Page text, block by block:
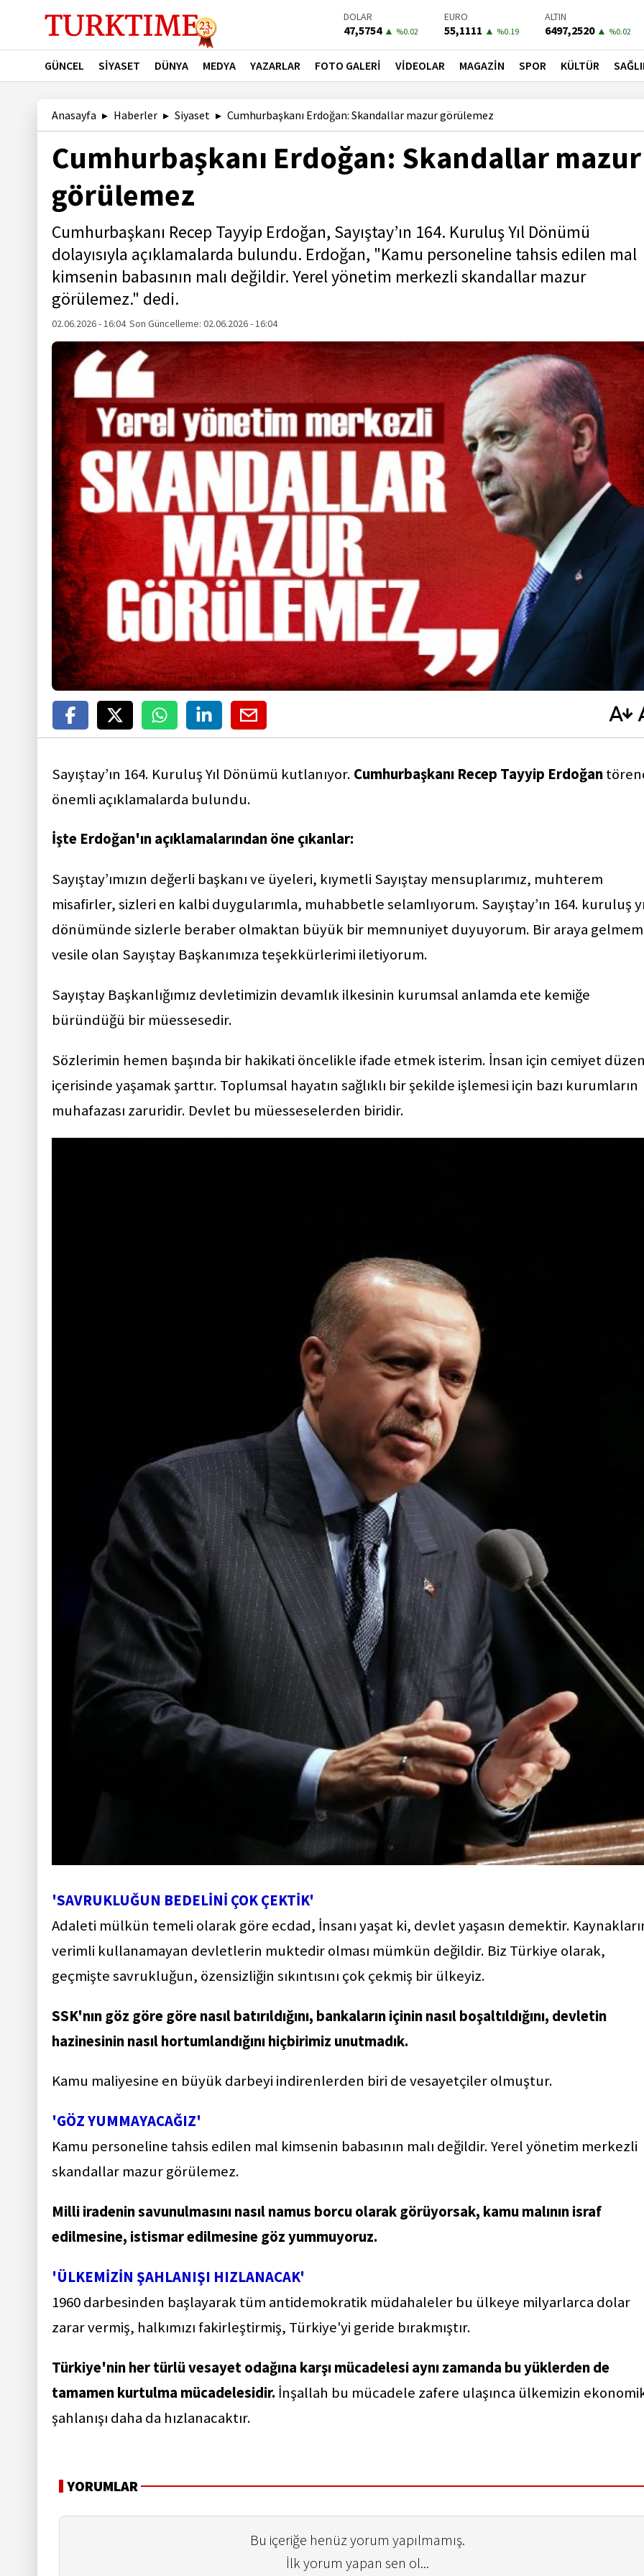
DOLAR
47,5754 ▲ %0.02
EURO
55,1111 ▲ %0.19
ALTIN
6497,2520 ▲ %0.02
BIST-100
13703,13 ▲ %0.11
PETROL
78,9000▲ %0.61
BONO
41,5400 ▲ %0.31
GÜNCEL SİYASET DÜNYA MEDYA YAZARLAR FOTO GALERİ VİDEOLAR MAGAZİN SPOR KÜLTÜR
Anasayfa Haberler Siyaset Cumhurbaşkanı Erdoğan: Skandallar mazur görülemez
Cumhurbaşkanı Erdoğan: Skandallar mazur
görülemez
Cumhurbaşkanı Recep Tayyip Erdoğan, Sayıştay’ın 164. Kuruluş Yıl Dönümü
dolayısıyla açıklamalarda bulundu. Erdoğan, "Kamu personeline tahsis edilen mal
kimsenin babasının malı değildir. Yerel yönetim merkezli skandallar mazur
görülemez." dedi.
02.06.2026 - 16:04 Son Güncelleme:02.06.2026 - 16:04
Sayıştay’ın 164. Kuruluş Yıl Dönümü kutlanıyor. Cumhurbaşkanı Recep Tayyip Erdoğan
önemli açıklamalarda bulundu.
İşte Erdoğan'ın açıklamalarından öne çıkanlar:
Sayıştay’ımızın değerli başkanı ve üyeleri, kıymetli Sayıştay mensuplarımız, muhterem
misafirler, sizleri en kalbi duygularımla, muhabbetle selamlıyorum. Sayıştay’ın 164. kuruluş
dönümünde sizlerle beraber olmaktan büyük bir memnuniyet duyuyorum. Bir araya
vesile olan Sayıştay Başkanımıza teşekkürlerimi iletiyorum.
Sayıştay Başkanlığımız devletimizin devamlık ilkesinin kurumsal anlamda ete kemiğe
büründüğü bir müessesedir.
Sözlerimin hemen başında bir hakikati öncelikle ifade etmek isterim. İnsan için cemiyet
içerisinde yaşamak şarttır. Toplumsal hayatın sağlıklı bir şekilde işlemesi için bazı kurumların
muhafazası zaruridir. Devlet bu müesseselerden biridir.
'SAVRUKLUĞUN BEDELİNİ ÇOK ÇEKTİK'
Adaleti mülkün temeli olarak göre ecdad, İnsanı yaşat ki, devlet yaşasın demektir.
verimli kullanamayan devletlerin muktedir olması mümkün değildir. Biz Türkiye olarak,
geçmişte savrukluğun, özensizliğin sıkıntısını çok çekmiş bir ülkeyiz.
SSK'nın göz göre göre nasıl batırıldığını, bankaların içinin nasıl boşaltıldığını, devletin
hazinesinin nasıl hortumlandığını hiçbirimiz unutmadık.
Kamu maliyesine en büyük darbeyi indirenlerden biri de vesayetçiler olmuştur.
'GÖZ YUMMAYACAĞIZ'
Kamu personeline tahsis edilen mal kimsenin babasının malı değildir. Yerel yönetim merkezli
skandallar mazur görülemez.
Milli iradenin savunulmasını nasıl namus borcu olarak görüyorsak, kamu malının israf
edilmesine, istismar edilmesine göz yummuyoruz.
'ÜLKEMİZİN ŞAHLANIŞI HIZLANACAK'
1960 darbesinden başlayarak tüm antidemokratik müdahaleler bu ülkeye milyarlarca dolar
zarar vermiş, halkımızı fakirleştirmiş, Türkiye'yi geride bırakmıştır.
Türkiye'nin her türlü vesayet odağına karşı mücadelesi aynı zamanda bu yüklerden de
tamamen kurtulma mücadelesidir. İnşallah bu mücadele zafere ulaşınca ülkemizin
şahlanışı daha da hızlanacaktır.
YORUMLAR
Bu içeriğe henüz yorum yapılmamış.
İlk yorum yapan sen ol...